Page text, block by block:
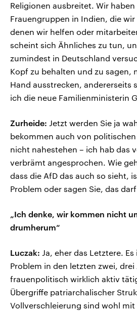
Religionen ausbreitet. Wir haben
Frauengruppen in Indien, die
denen wir helfen oder
scheint sich Ähnliches zu tun,
zumindest in Deutschland
Kopf zu behalten und zu sagen,
Hand ausstrecken, andererseits
ich die neue Familienministerin
Zurheide: Jetzt werden Sie ja
bekommen auch von
nicht nahestehen – ich hab das
verbrämt angesprochen. Wie
dass die AfD das auch so sieht,
Problem oder sagen Sie, das
„Ich denke, wir kommen nicht
drumherum“
Luczak: Ja, eher das Letztere.
Problem in den letzten zwei, drei
frauenpolitisch wirklich aktiv
Übergriffe patriarchalischer
Vollverschleierung sind wohl mit